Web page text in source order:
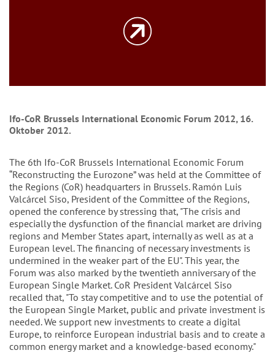
Ifo-CoR Brussels International Economic Forum 2012, 16.
Oktober 2012.
The 6th Ifo-CoR Brussels International Economic Forum
“Reconstructing the Eurozone” was held at the Committee of
the Regions (CoR) headquarters in Brussels. Ramón Luis
Valcárcel Siso, President of the Committee of the Regions,
opened the conference by stressing that, "The crisis and
especially the dysfunction of the financial market are driving
regions and Member States apart, internally as well as at a
European level. The financing of necessary investments is
undermined in the weaker part of the EU". This year, the
Forum was also marked by the twentieth anniversary of the
European Single Market. CoR President Valcárcel Siso
recalled that, "To stay competitive and to use the potential of
the European Single Market, public and private investment is
needed. We support new investments to create a digital
Europe, to reinforce European industrial basis and to create a
common energy market and a knowledge-based economy."